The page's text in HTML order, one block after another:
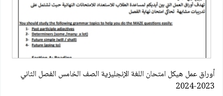
أوراق عمل هيكل امتحان اللغة الإنجليزية الصف الخامس الفصل الثاني
2023-2024